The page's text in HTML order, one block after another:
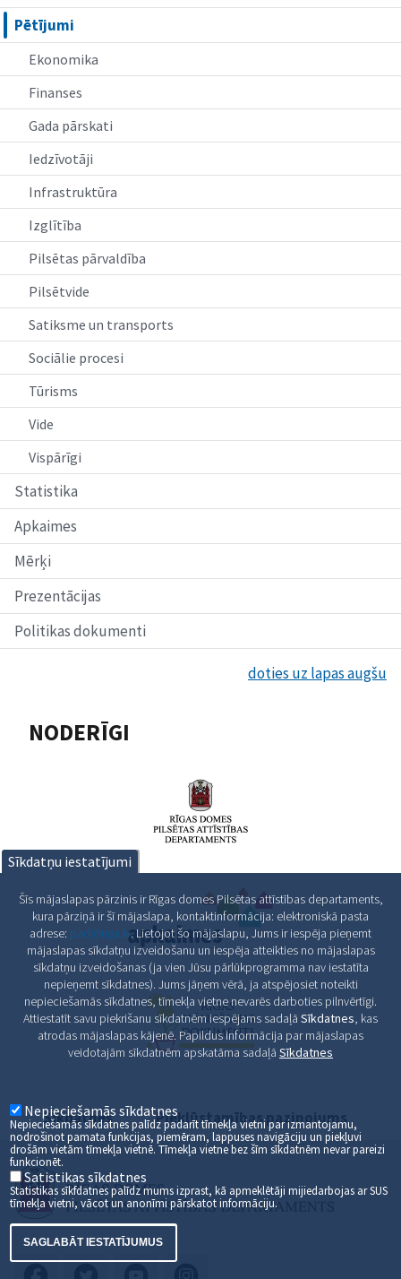
Pētījumi
Ekonomika
Finanses
Gada pārskati
Iedzīvotāji
Infrastruktūra
Izglītība
Pilsētas pārvaldība
Pilsētvide
Satiksme un transports
Sociālie procesi
Tūrisms
Vide
Vispārīgi
Statistika
Apkaimes
Mērķi
Prezentācijas
Politikas dokumenti
doties uz lapas augšu
NODERĪGI
Sīkdatnes Piekļūstamības paziņojums
Sīkdatņu iestatījumi
Šīs mājaslapas pārzinis ir Rīgas domes Pilsētas attīstības departaments,
kura pārziņā ir šī mājaslapa, kontaktinformācija: elektroniskā pasta
adrese: pad@riga.lv. Lietojot šo mājaslapu, Jums ir iespēja pieņemt
mājaslapas sīkdatņu izveidošanu un iespēja atteikties no mājaslapas
sīkdatņu izveidošanas (ja vien Jūsu pārlūkprogramma nav iestatīta
nepieņemt sīkdatnes). Jums jāņem vērā, ja atspējosiet noteikti
nepieciešamās sīkdatnes, tīmekļa vietne nevarēs darboties pilnvērtīgi.
Attiestatīt savu piekrišanu sīkdatnēm iespējams sadaļā Sīkdatnes, kas
atrodas mājaslapas kājenē. Papildus informācija par mājaslapas
veidotajām sīkdatnēm apskatāma sadaļā Sīkdatnes
Nepieciešamās sīkdatnes
Nepieciešamās sīkdatnes palīdz padarīt tīmekļa vietni par izmantojamu,
nodrošinot pamata funkcijas, piemēram, lappuses navigāciju un piekļuvi
drošām vietām tīmekļa vietnē. Tīmekļa vietne bez šīm sīkdatnēm nevar pareizi
funkcionēt.
Satistikas sīkdatnes
Statistikas sīkfdatnes palīdz mums izprast, kā apmeklētāji mijiedarbojas ar SUS
tīmekļa vietni, vācot un anonīmi pārskatot informāciju.
SAGLABĀT IESTATĪJUMUS